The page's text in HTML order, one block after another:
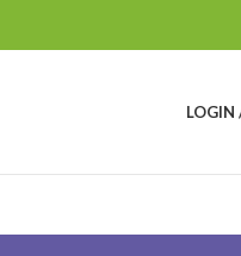
LOGIN